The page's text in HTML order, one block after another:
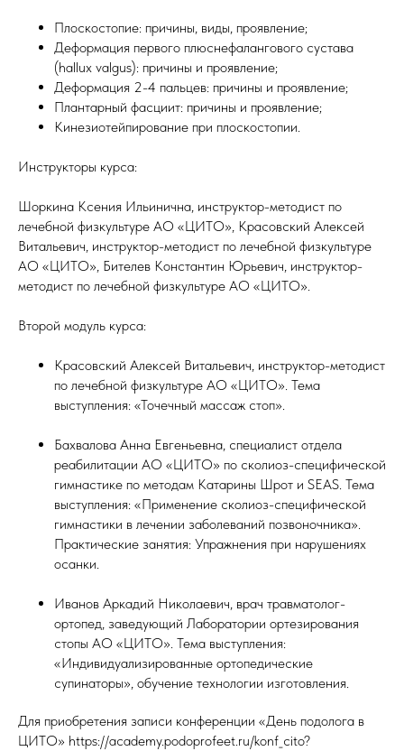
Плоскостопие: причины, виды, проявление;
Деформация первого плюснефалангового сустава
(hallux valgus): причины и проявление;
Деформация 2-4 пальцев: причины и проявление;
Плантарный фасциит: причины и проявление;
Кинезиотейпирование при плоскостопии.
Инструкторы курса:
Шоркина Ксения Ильинична, инструктор-методист по
лечебной физкультуре АО «ЦИТО», Красовский Алексей
Витальевич, инструктор-методист по лечебной физкультуре
АО «ЦИТО», Бителев Константин Юрьевич, инструктор-
методист по лечебной физкультуре АО «ЦИТО».
Второй модуль курса:
Красовский Алексей Витальевич, инструктор-методист
по лечебной физкультуре АО «ЦИТО». Тема
выступления: «Точечный массаж стоп».
Бахвалова Анна Евгеньевна, специалист отдела
реабилитации АО «ЦИТО» по сколиоз-специфической
гимнастике по методам Катарины Шрот и SEAS. Тема
выступления: «Применение сколиоз-специфической
гимнастики в лечении заболеваний позвоночника».
Практические занятия: Упражнения при нарушениях
осанки.
Иванов Аркадий Николаевич, врач травматолог-
ортопед, заведующий Лаборатории ортезирования
стопы АО «ЦИТО». Тема выступления:
«Индивидуализированные ортопедические
супинаторы», обучение технологии изготовления.
Для приобретения записи конференции «День подолога в
ЦИТО» https://academy.podoprofeet.ru/konf_cito?